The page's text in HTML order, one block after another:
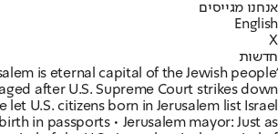
אנחנו מגייסים
English
X
חדשות
'United Jerusalem is eternal capital of the Jewish people'
after U.S. Supreme Court strikes down
let U.S. citizens born in Jerusalem list Israel
in passports • Jerusalem mayor: Just as